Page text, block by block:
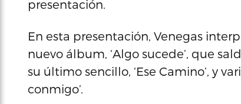
presentación.
En esta presentación, Venegas
nuevo álbum, ‘Algo sucede’, que
su último sencillo, ‘Ese Camino’, y
conmigo’.